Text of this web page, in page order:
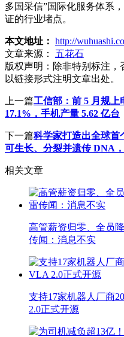
多国采信”国际化服务体系
证的行业堵点。
本文地址： http://
文章来源：
五花石
版权声明： 除非特别标注，
以链接形式注明文章出处。
上一篇工信部：前 5 月规上
17.1%，手机产量 5.62 亿台
下一篇科学家打造出全球首
可生长、分裂并遗传 DNA
相关文章
高管薪资归零、全员
传闻：消息不实
支持17家机器人厂商
2.0正式开源